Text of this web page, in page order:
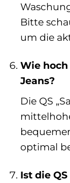
Bitte
um die
Wie hoch
Jeans?
Die QS
optimal
Ist die